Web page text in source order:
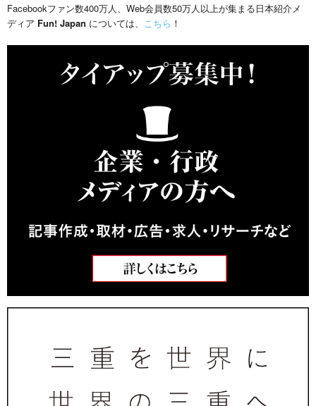
Facebookファン数400万人、Web会員数50万人以上が集まる日本紹介メ
ディア Fun! Japan については、 こちら ！